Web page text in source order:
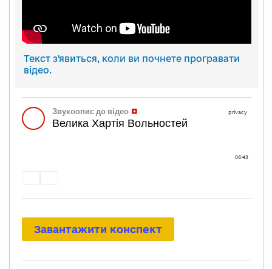
Текст з'явиться, коли ви почнете програвати
відео.
Завантажити конспект